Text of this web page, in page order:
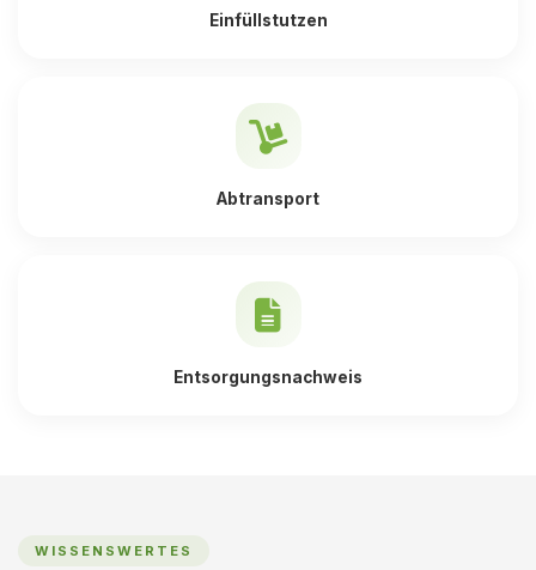
Einfüllstutzen
Abtransport
Entsorgungsnachweis
WISSENSWERTES